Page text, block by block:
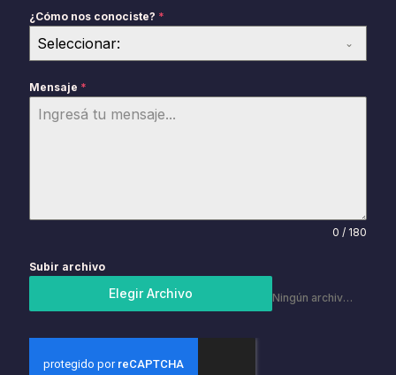
¿Cómo nos conociste? *
Seleccionar:
Mensaje *
0 / 180
Subir archivo
Elegir Archivo Ningún archivo elegido